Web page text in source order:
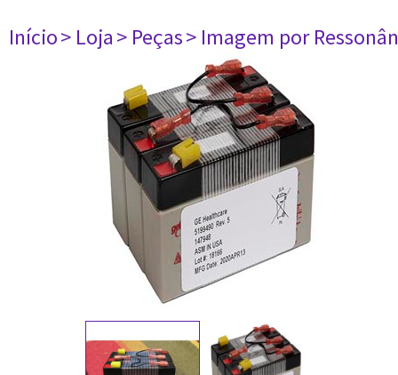
Início> Loja> Peças> Imagem por